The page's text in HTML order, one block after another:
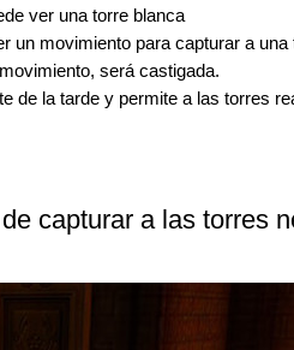
ver una torre blanca
un movimiento para capturar a una
será castigada.
de la tarde y permite a las torres
capturar a las torres